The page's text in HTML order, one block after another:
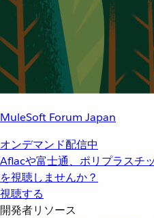
MuleSoft Forum Japan
オンデマンド配信中
Aflacや富士通、ポリプラスチ
を視聴しませんか？
視聴する
開発者リソース